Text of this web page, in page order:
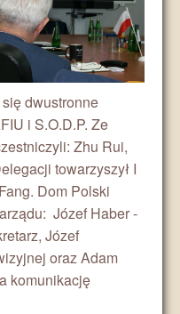
dwustronne
i S.O.D.P. Ze
Zhu Rui,
towarzyszył I
Dom Polski
Józef Haber -
Józef
oraz Adam
komunikację